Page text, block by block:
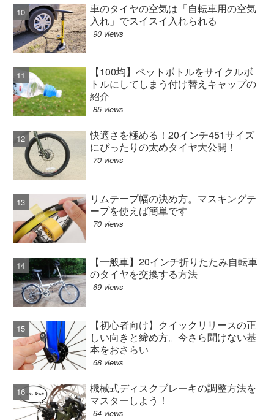
車のタイヤの空気は「自転車用の空気
入れ」でスイスイ入れられる
90 views
【100均】ペットボトルをサイクルボ
トルにしてしまう付け替えキャップの
紹介
85 views
快適さを極める！20インチ451サイズ
にぴったりの太めタイヤ大公開！
70 views
リムテープ幅の決め方。マスキングテ
ープを使えば簡単です
70 views
【一般車】20インチ折りたたみ自転車
のタイヤを交換する方法
69 views
【初心者向け】クイックリリースの正
しい向きと締め方。今さら聞けない基
本をおさらい
68 views
機械式ディスクブレーキの調整方法を
マスターしよう！
64 views